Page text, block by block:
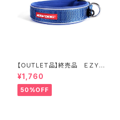
【OUTLET品】終売品 ＥＺＹＤ
ＯＧ ネオカラー L ブルー
¥1,760
50%OFF